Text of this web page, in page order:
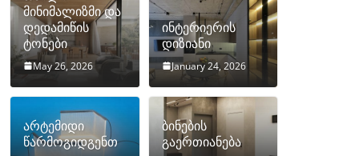
მინიმალიზმი და
დედამიწის
ტონები
May 26, 2026
ინტერიერის
დიზიანი
January 24, 2026
არტემიდი
წარმოგიდგენთ
ბინების
გაერთიანება